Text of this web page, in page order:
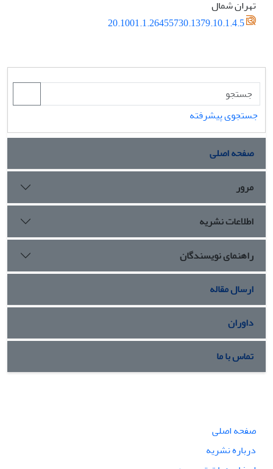
تهران شمال
20.1001.1.26455730.1379.10.1.4.5
جستجوی پیشرفته
صفحه اصلی
مرور
اطلاعات نشریه
راهنمای نویسندگان
ارسال مقاله
داوران
تماس با ما
صفحه اصلی
درباره نشریه